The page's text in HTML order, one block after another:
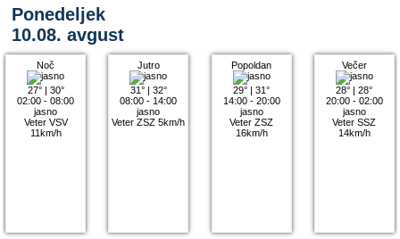
Ponedeljek
10.08. avgust
Noč
27°| 30°
02:00 - 08:00
jasno
Veter VSV
11km/h
Jutro
31°| 32°
08:00 - 14:00
jasno
Veter ZSZ 5km/h
Popoldan
29° |31°
14:00 - 20:00
jasno
Veter ZSZ
16km/h
Večer
28° |28°
20:00 - 02:00
jasno
Veter SSZ
14km/h